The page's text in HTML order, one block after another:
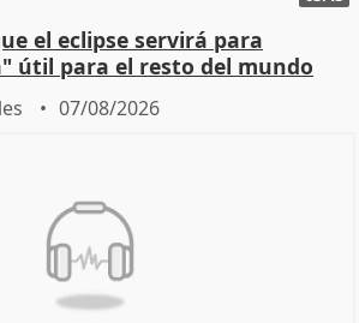
el eclipse servirá para
útil para el resto del mundo
07/08/2026